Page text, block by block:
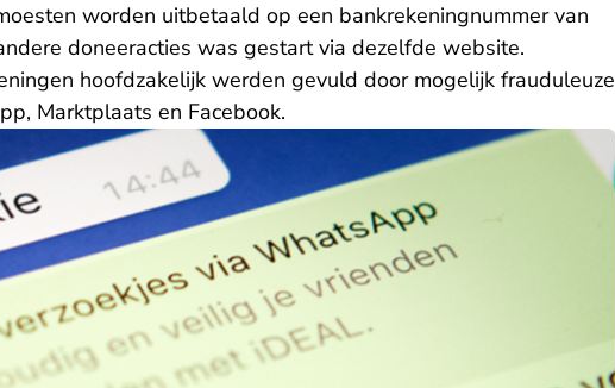
worden uitbetaald op een bankrekeningnummer van
doneeracties was gestart via dezelfde website.
hoofdzakelijk werden gevuld door mogelijk frauduleuze
Marktplaats en Facebook.